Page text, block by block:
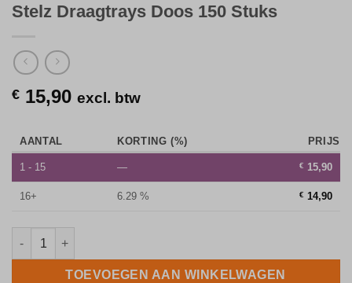
Stelz Draagtrays Doos 150 Stuks
€ 15,90 excl. btw
AANTAL KORTING (%) PRIJS
1 - 15 — € 15,90
16+ 6.29 % € 14,90
Stelz Draagtrays Doos 150 Stuks aantal
TOEVOEGEN AAN WINKELWAGEN